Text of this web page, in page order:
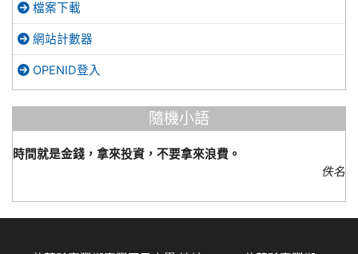
檔案下載
網站計數器
OPENID登入
隨機小語
時間就是金錢，拿來投資，不要拿來浪費。
佚名